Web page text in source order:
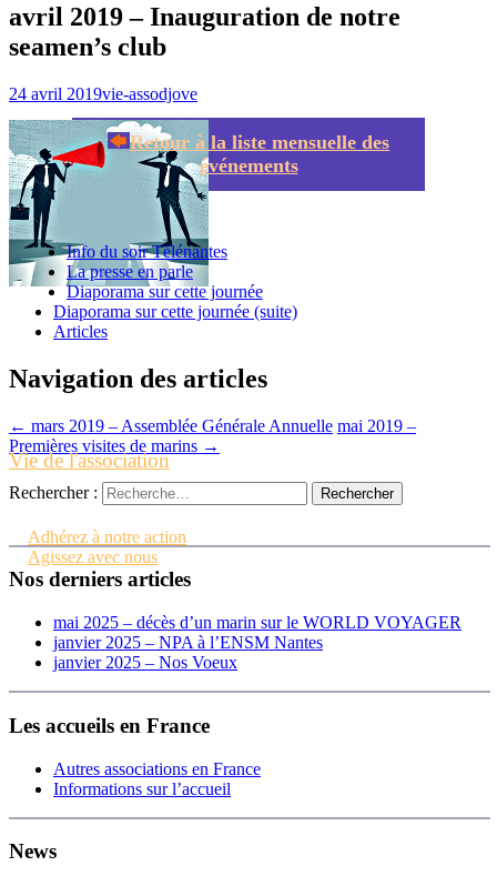
avril 2019 – Inauguration de notre
seamen’s club
24 avril 2019vie-assodjove
Retour à la liste mensuelle des
événements
Info du soir Télénantes
La presse en parle
Diaporama sur cette journée
Diaporama sur cette journée (suite)
Articles
Navigation des articles
← mars 2019 – Assemblée Générale Annuelle mai 2019 –
Premières visites de marins →
Vie de l'association
Rechercher :
Adhérez à notre action
Agissez avec nous
Nos derniers articles
mai 2025 – décès d’un marin sur le WORLD VOYAGER
janvier 2025 – NPA à l’ENSM Nantes
janvier 2025 – Nos Voeux
Les accueils en France
Autres associations en France
Informations sur l’accueil
News